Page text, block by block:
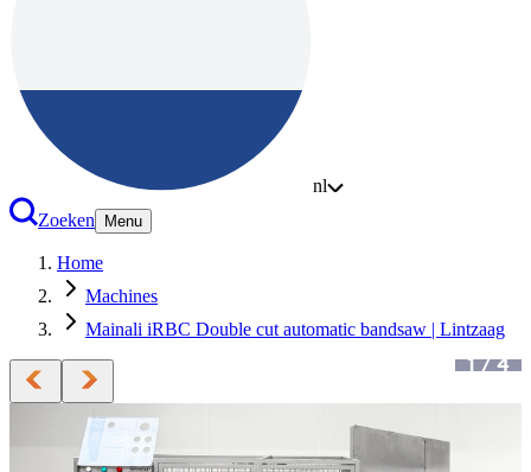
nl
Zoeken
Menu
Home
Machines
Mainali iRBC Double cut automatic bandsaw | Lintzaag
1/4